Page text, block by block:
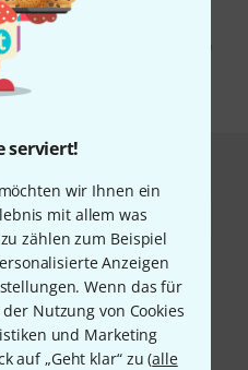
serviert!
wir Ihnen ein
mit allem was
zählen zum Beispiel
Anzeigen
Wenn das für
Nutzung von Cookies
und Marketing
auf „Geht klar“ zu (alle
Sie dem Erhalt von E-Mail-
Mail-Nutzungsverhaltens zu. Die
Informationen finden Sie in
per Nachnahme,
Klarna Sofort bezahlen